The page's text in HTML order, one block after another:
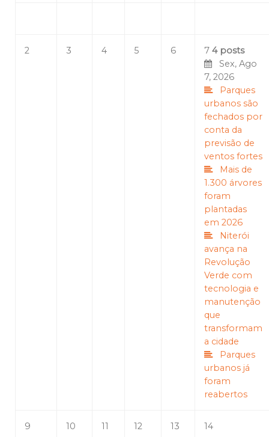
2 3 4 5 6 7 4 posts
Sex, Ago
7, 2026
Parques
urbanos são
fechados por
conta da
previsão de
ventos fortes
Mais de
1.300 árvores
foram
plantadas
em 2026
Niterói
avança na
Revolução
Verde com
tecnologia e
manutenção
que
transformam
a cidade
Parques
urbanos já
foram
reabertos
9 10 11 12 13 14